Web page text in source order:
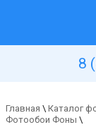
8
Главная \ Каталог
Фотообои Фоны \